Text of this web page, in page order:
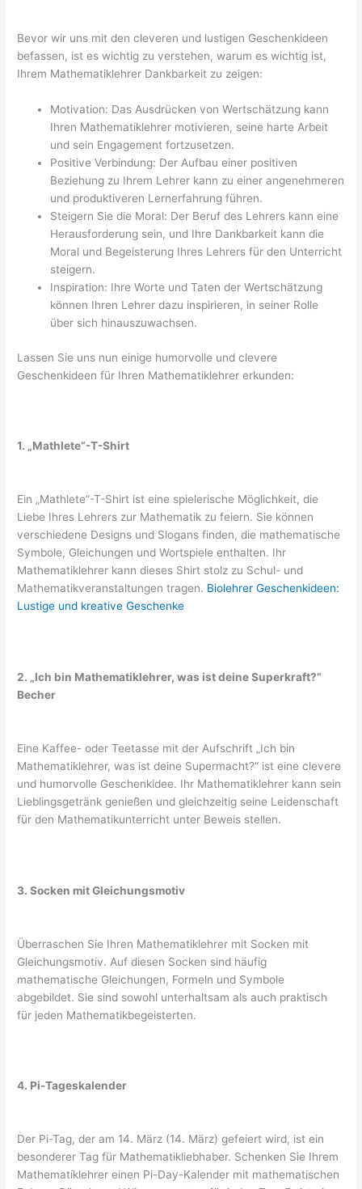
Bevor wir uns mit den cleveren und lustigen Geschenkideen
befassen, ist es wichtig zu verstehen, warum es wichtig ist,
Ihrem Mathematiklehrer Dankbarkeit zu zeigen:
Motivation: Das Ausdrücken von Wertschätzung kann
Ihren Mathematiklehrer motivieren, seine harte Arbeit
und sein Engagement fortzusetzen.
Positive Verbindung: Der Aufbau einer positiven
Beziehung zu Ihrem Lehrer kann zu einer angenehmeren
und produktiveren Lernerfahrung führen.
Steigern Sie die Moral: Der Beruf des Lehrers kann eine
Herausforderung sein, und Ihre Dankbarkeit kann die
Moral und Begeisterung Ihres Lehrers für den Unterricht
steigern.
Inspiration: Ihre Worte und Taten der Wertschätzung
können Ihren Lehrer dazu inspirieren, in seiner Rolle
über sich hinauszuwachsen.
Lassen Sie uns nun einige humorvolle und clevere
Geschenkideen für Ihren Mathematiklehrer erkunden:
1. „Mathlete“-T-Shirt
Ein „Mathlete“-T-Shirt ist eine spielerische Möglichkeit, die
Liebe Ihres Lehrers zur Mathematik zu feiern. Sie können
verschiedene Designs und Slogans finden, die mathematische
Symbole, Gleichungen und Wortspiele enthalten. Ihr
Mathematiklehrer kann dieses Shirt stolz zu Schul- und
Mathematikveranstaltungen tragen. Biolehrer Geschenkideen:
Lustige und kreative Geschenke
2. „Ich bin Mathematiklehrer, was ist deine Superkraft?“
Becher
Eine Kaffee- oder Teetasse mit der Aufschrift „Ich bin
Mathematiklehrer, was ist deine Supermacht?“ ist eine clevere
und humorvolle Geschenkidee. Ihr Mathematiklehrer kann sein
Lieblingsgetränk genießen und gleichzeitig seine Leidenschaft
für den Mathematikunterricht unter Beweis stellen.
3. Socken mit Gleichungsmotiv
Überraschen Sie Ihren Mathematiklehrer mit Socken mit
Gleichungsmotiv. Auf diesen Socken sind häufig
mathematische Gleichungen, Formeln und Symbole
abgebildet. Sie sind sowohl unterhaltsam als auch praktisch
für jeden Mathematikbegeisterten.
4. Pi-Tageskalender
Der Pi-Tag, der am 14. März (14. März) gefeiert wird, ist ein
besonderer Tag für Mathematikliebhaber. Schenken Sie Ihrem
Mathematiklehrer einen Pi-Day-Kalender mit mathematischen